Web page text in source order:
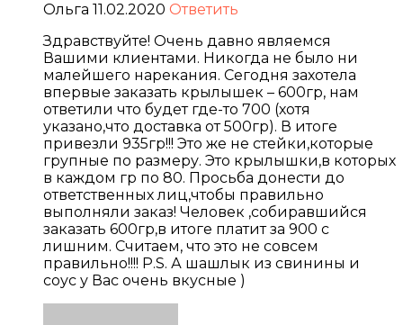
Ольга 11.02.2020 Ответить
Здравствуйте! Очень давно являемся
Вашими клиентами. Никогда не было ни
малейшего нарекания. Сегодня захотела
впервые заказать крылышек – 600гр, нам
ответили что будет где-то 700 (хотя
указано,что доставка от 500гр). В итоге
привезли 935гр!!! Это же не стейки,которые
групные по размеру. Это крылышки,в которых
в каждом гр по 80. Просьба донести до
ответственных лиц,чтобы правильно
выполняли заказ! Человек ,собиравшийся
заказать 600гр,в итоге платит за 900 с
лишним. Считаем, что это не совсем
правильно!!!! P.S. А шашлык из свинины и
соус у Вас очень вкусные )